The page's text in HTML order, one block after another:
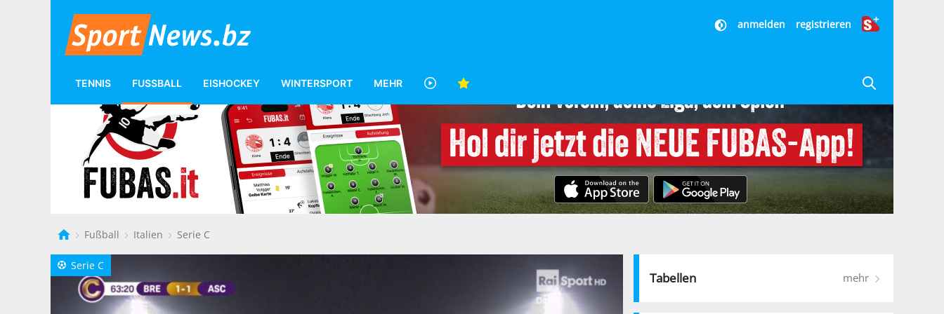
anmelden registrieren
TENNIS FUSSBALL EISHOCKEY WINTERSPORT MEHR
Fußball Italien Serie C
a Serie C
Tabellen mehr